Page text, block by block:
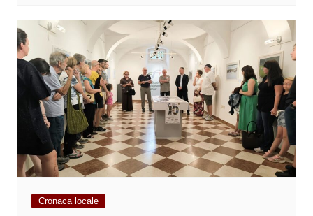
Cronaca locale